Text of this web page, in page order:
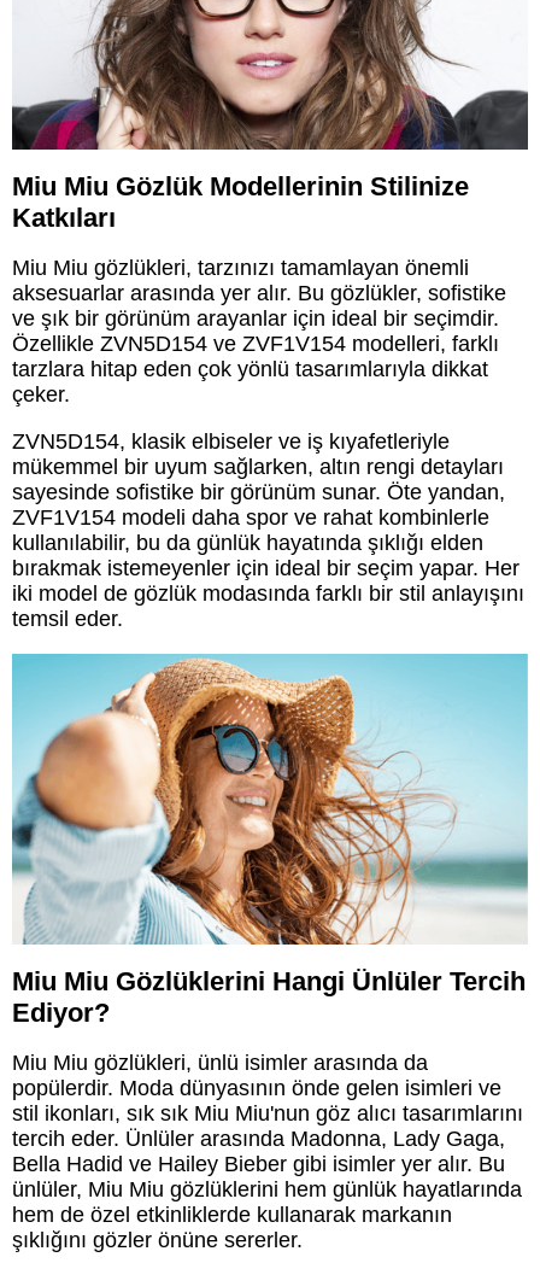
Miu Miu Gözlük Modellerinin Stilinize
Katkıları
Miu Miu gözlükleri, tarzınızı tamamlayan önemli
aksesuarlar arasında yer alır. Bu gözlükler, sofistike
ve şık bir görünüm arayanlar için ideal bir seçimdir.
Özellikle ZVN5D154 ve ZVF1V154 modelleri, farklı
tarzlara hitap eden çok yönlü tasarımlarıyla dikkat
çeker.
ZVN5D154, klasik elbiseler ve iş kıyafetleriyle
mükemmel bir uyum sağlarken, altın rengi detayları
sayesinde sofistike bir görünüm sunar. Öte yandan,
ZVF1V154 modeli daha spor ve rahat kombinlerle
kullanılabilir, bu da günlük hayatında şıklığı elden
bırakmak istemeyenler için ideal bir seçim yapar. Her
iki model de gözlük modasında farklı bir stil anlayışını
temsil eder.
Miu Miu Gözlüklerini Hangi Ünlüler Tercih
Ediyor?
Miu Miu gözlükleri, ünlü isimler arasında da
popülerdir. Moda dünyasının önde gelen isimleri ve
stil ikonları, sık sık Miu Miu'nun göz alıcı tasarımlarını
tercih eder. Ünlüler arasında Madonna, Lady Gaga,
Bella Hadid ve Hailey Bieber gibi isimler yer alır. Bu
ünlüler, Miu Miu gözlüklerini hem günlük hayatlarında
hem de özel etkinliklerde kullanarak markanın
şıklığını gözler önüne sererler.